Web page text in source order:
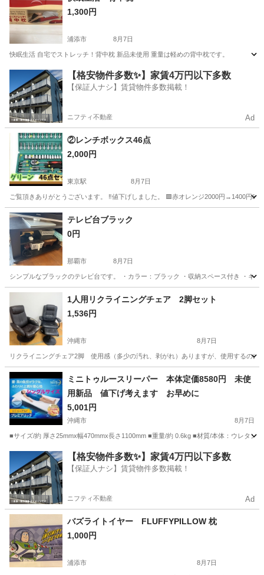
1,300円
浦添市 8月7日
快眠生活 自宅でストレッチ！背中枕 新品未使用 重量は軽めの背中枕です。
浦添市 寝具
【格安物件多数✨】家賃4万円以下多数
【保証人ナシ】賃貸物件多数掲載！
ニフティ不動産 Ad
②レンチボックス46点
2,000円
東京駅 8月7日
ご覧頂きありがとうございます。 ‼️値下げしました。 🟥赤オレンジ2000円→1400円
沖縄 宜野湾市 東京駅 その他
テレビ台ブラック
0円
那覇市 8月7日
シンプルなブラックのテレビ台です。 ・カラー：ブラック ・収納スペース付き ・キ
沖縄 那覇市 収納家具 スペース
1人用リクライニングチェア 2脚セット
1,536円
沖縄市 8月7日
リクライニングチェア2脚 使用感（多少の汚れ、剥がれ）ありますが、使用するのに
沖縄 沖縄市 ソファ
ミニトゥルースリーパー 本体定価8580円 未使
用新品 値下げ考えます お早めに
5,001円
沖縄市 8月7日
■サイズ/約 厚さ25mmx幅470mmx長さ1100mm ■重量/約 0.6kg ■材質/本体：ウレタ
沖縄市 寝具 トゥルースリーパー
【格安物件多数✨】家賃4万円以下多数
【保証人ナシ】賃貸物件多数掲載！
ニフティ不動産 Ad
バズライトイヤー FLUFFYPILLOW 枕
1,000円
浦添市 8月7日